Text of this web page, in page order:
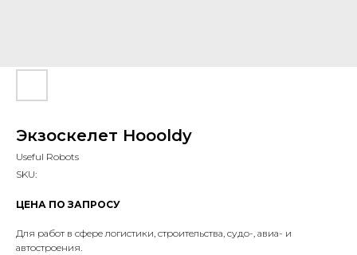
Экзоскелет Hoooldy
Useful Robots
SKU:
ЦЕНА ПО ЗАПРОСУ
Для работ в сфере логистики, строительства, судо-, авиа- и
автостроения.